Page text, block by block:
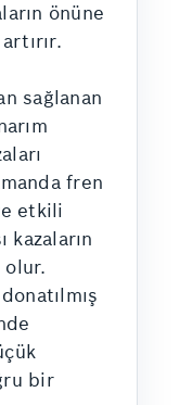
önüne
sağlanan
fren
etkili
kazaların
olur.
bir